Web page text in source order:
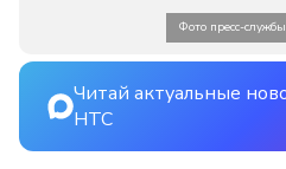
Фото пресс-
Читай актуальные
НТС